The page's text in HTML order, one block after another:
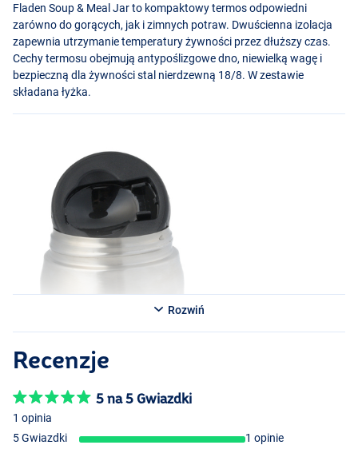
Fladen Soup & Meal Jar to kompaktowy termos odpowiedni
zarówno do gorących, jak i zimnych potraw. Dwuścienna izolacja
zapewnia utrzymanie temperatury żywności przez dłuższy czas.
Cechy termosu obejmują antypoślizgowe dno, niewielką wagę i
bezpieczną dla żywności stal nierdzewną 18/8. W zestawie
składana łyżka.
Rozwiń
Recenzje
5 na 5 Gwiazdki
1 opinia
5 Gwiazdki
1 opinie